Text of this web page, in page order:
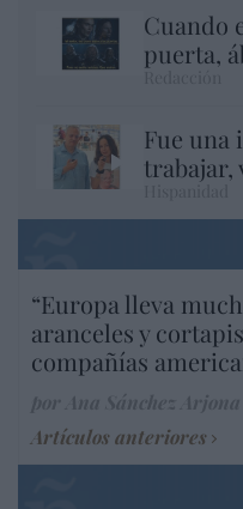
Cuando
puerta,
Fue una
trabajar,
“Europa lleva
aranceles y
compañías
Artículos anteriores